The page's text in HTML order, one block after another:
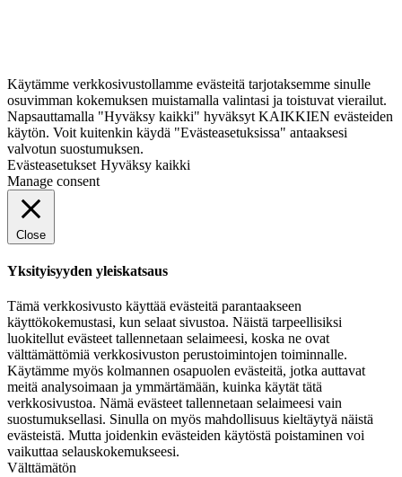
Käytämme verkkosivustollamme evästeitä tarjotaksemme sinulle
osuvimman kokemuksen muistamalla valintasi ja toistuvat vierailut.
Napsauttamalla "Hyväksy kaikki" hyväksyt KAIKKIEN evästeiden
käytön. Voit kuitenkin käydä "Evästeasetuksissa" antaaksesi
valvotun suostumuksen.
Evästeasetukset Hyväksy kaikki
Manage consent
Close
Yksityisyyden yleiskatsaus
Tämä verkkosivusto käyttää evästeitä parantaakseen
käyttökokemustasi, kun selaat sivustoa. Näistä tarpeellisiksi
luokitellut evästeet tallennetaan selaimeesi, koska ne ovat
välttämättömiä verkkosivuston perustoimintojen toiminnalle.
Käytämme myös kolmannen osapuolen evästeitä, jotka auttavat
meitä analysoimaan ja ymmärtämään, kuinka käytät tätä
verkkosivustoa. Nämä evästeet tallennetaan selaimeesi vain
suostumuksellasi. Sinulla on myös mahdollisuus kieltäytyä näistä
evästeistä. Mutta joidenkin evästeiden käytöstä poistaminen voi
vaikuttaa selauskokemukseesi.
Välttämätön